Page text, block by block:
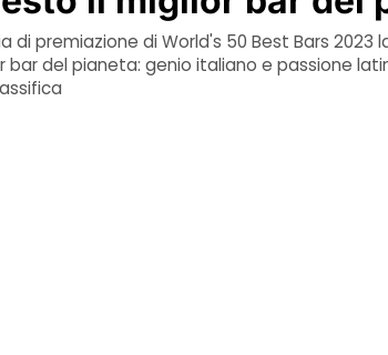
di premiazione di World's 50 Best Bars 2023
bar del pianeta: genio italiano e passione